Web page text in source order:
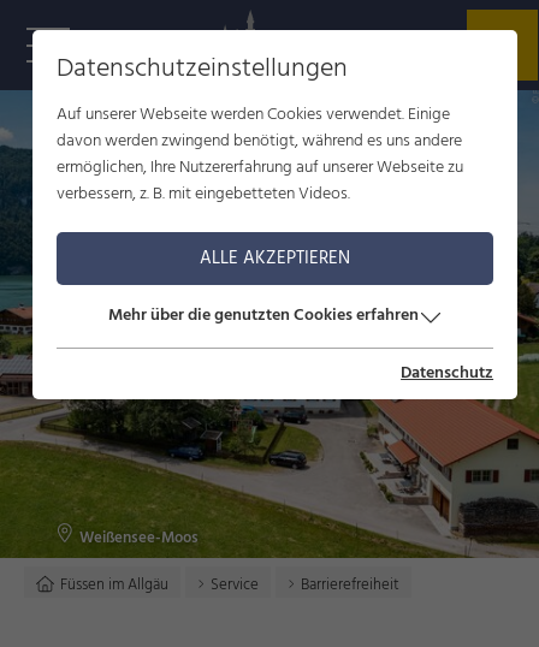
Weißensee-Moos
Füssen im Allgäu
Service Barrierefreiheit
Datenschutzeinstellungen
Auf unserer Webseite werden Cookies verwendet. Einige
davon werden zwingend benötigt, während es uns andere
ermöglichen, Ihre Nutzererfahrung auf unserer Webseite zu
verbessern, z. B. mit eingebetteten Videos.
ALLE AKZEPTIEREN
Mehr über die genutzten Cookies erfahren
Datenschutz